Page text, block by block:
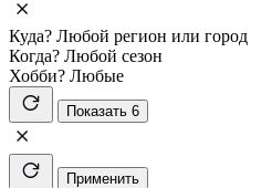
Куда? Любой регион или город
Когда? Любой сезон
Хобби? Любые
Показать 6
Применить